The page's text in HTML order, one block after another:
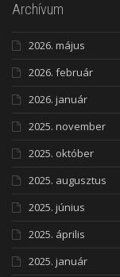
Archívum
2026. május
2026. február
2026. január
2025. november
2025. október
2025. augusztus
2025. június
2025. április
2025. január